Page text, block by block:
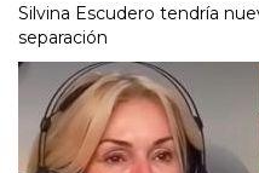
Silvina Escudero tendría
separación